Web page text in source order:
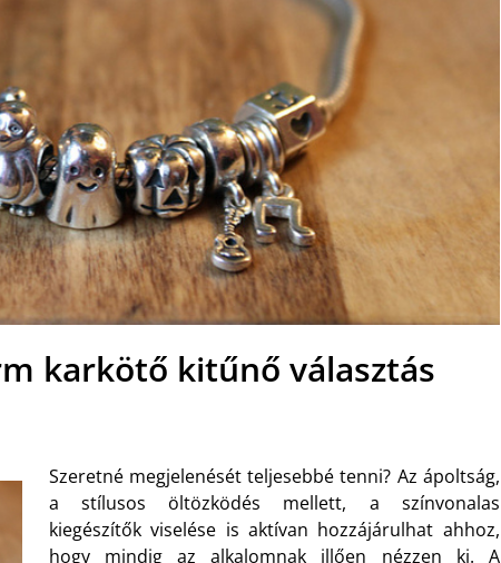
karkötő kitűnő választás
Szeretné megjelenését teljesebbé tenni? Az ápoltság,
a stílusos öltözködés mellett, a színvonalas
kiegészítők viselése is aktívan hozzájárulhat ahhoz,
hogy mindig az alkalomnak illően nézzen ki. A